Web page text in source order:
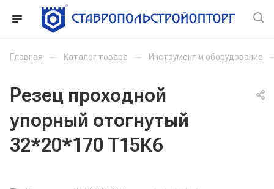
Главная — Каталог товара — Инструмент и оборудование
Резец проходной
упорный отогнутый
32*20*170 Т15К6